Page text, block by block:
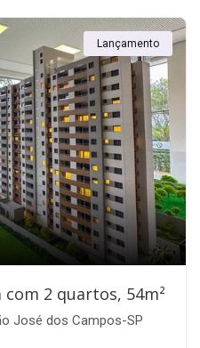
Lançamento
2 quartos, 54m²
José dos Campos-SP